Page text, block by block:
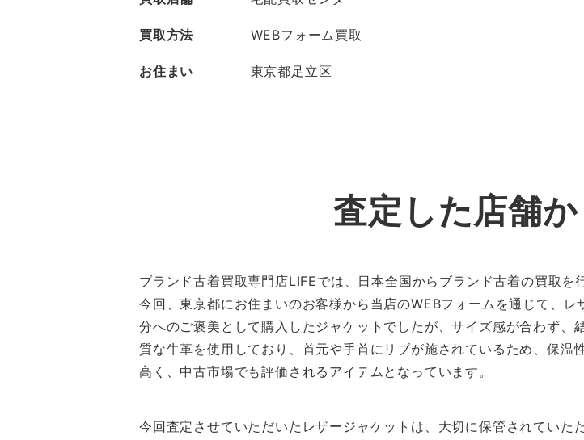
買取方法 WEBフォーム買取
お住まい 東京都足立区
査定した店舗
ブランド古着買取専門店LIFEでは、日本全国からブランド古着の買取を
今回、東京都にお住まいのお客様から当店のWEBフォームを通じて、
分へのご褒美として購入したジャケットでしたが、サイズ感が合わず
質な牛革を使用しており、首元や手首にリブが施されているため、保
高く、中古市場でも評価されるアイテムとなっています。
今回査定させていただいたレザージャケットは、大切に保管されてい